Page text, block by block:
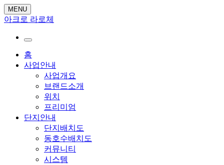
MENU
아크로 라로체
홈
사업안내
사업개요
브랜드소개
위치
프리미엄
단지안내
단지배치도
동호수배치도
커뮤니티
시스템